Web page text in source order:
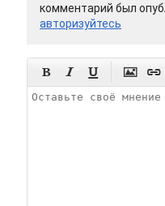
комментарий был
авторизуйтесь
    